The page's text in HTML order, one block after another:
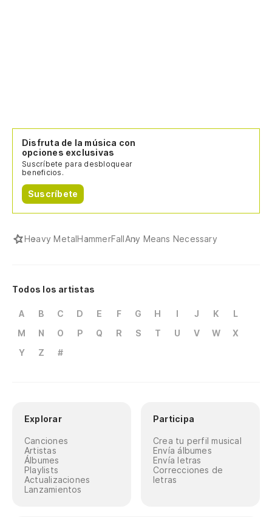
Disfruta de la música con
opciones exclusivas
Suscríbete para desbloquear
beneficios.
Suscríbete
Heavy MetalHammerFallAny Means Necessary
Todos los artistas
A B C D E F G H I J K
L
M
N O P Q R S T U V W
X
Y
Z #
Explorar
Canciones
Artistas
Álbumes
Playlists
Actualizaciones
Lanzamientos
Participa
Crea tu perfil musical
Envía álbumes
Envía letras
Correcciones de
letras